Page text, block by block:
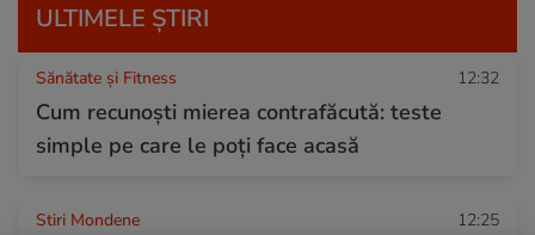
ULTIMELE ȘTIRI
Sănătate și Fitness 12:32
Cum recunoşti mierea contrafăcută: teste
simple pe care le poţi face acasă
Stiri Mondene 12:25